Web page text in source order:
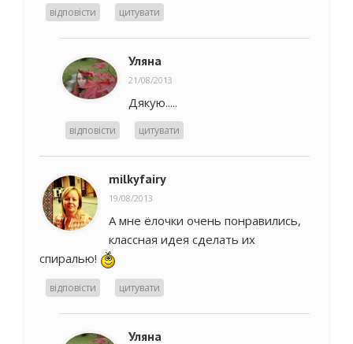
відповісти цитувати
Уляна
21/08/2013
Дякую.....
відповісти цитувати
milkyfairy
19/08/2013
А мне ёлочки очень понравились,
классная идея сделать их
спиралью!
відповісти цитувати
Уляна